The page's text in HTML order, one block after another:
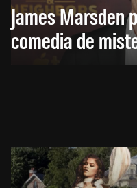
James Marsden
comedia de